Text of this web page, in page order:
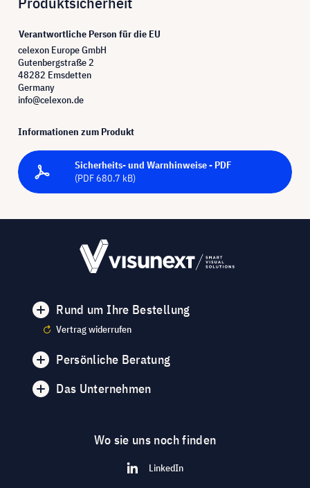
Verantwortliche Person für die EU
celexon Europe GmbH
Gutenbergstraße 2
48282 Emsdetten
Germany
info@celexon.de
Informationen zum Produkt
Sicherheits- und Warnhinweise - PDF
(PDF 680.7 kB)
Rund um Ihre Bestellung
Vertrag widerrufen
Persönliche Beratung
Das Unternehmen
Wo sie uns noch finden
LinkedIn